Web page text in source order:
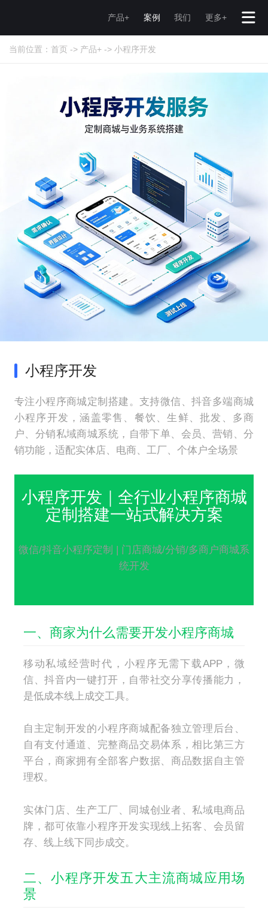
产品+ 案例 我们 更多+
当前位置： 首页 -> 产品+ -> 小程序开发
小程序开发
专注小程序商城定制搭建。支持微信、抖音多端商城
小程序开发，涵盖零售、餐饮、生鲜、批发、多商
户、分销私域商城系统，自带下单、会员、营销、分
销功能，适配实体店、电商、工厂、个体户全场景
小程序开发｜全行业小程序商城
定制搭建一站式解决方案
微信/抖音小程序定制 | 门店商城/分销/多商户商城系
统开发
一、商家为什么需要开发小程序商城
移动私域经营时代，小程序无需下载APP，微
信、抖音内一键打开，自带社交分享传播能力，
是低成本线上成交工具。
自主定制开发的小程序商城配备独立管理后台、
自有支付通道、完整商品交易体系，相比第三方
平台，商家拥有全部客户数据、商品数据自主管
理权。
实体门店、生产工厂、同城创业者、私域电商品
牌，都可依靠小程序开发实现线上拓客、会员留
存、线上线下同步成交。
二、小程序开发五大主流商城应用场
景